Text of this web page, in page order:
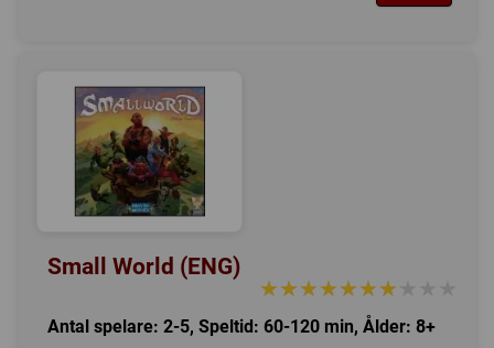
Small World (ENG)
★★★★★★★★★★
★★★★★★★★★★
Antal spelare: 2-5, Speltid: 60-120 min, Ålder: 8+